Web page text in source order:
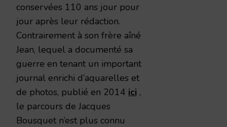
conservées 110 ans jour pour
jour après leur rédaction.
Contrairement à son frère aîné
Jean, lequel a documenté sa
guerre en tenant un important
journal enrichi d’aquarelles et
de photos, publié en 2014 ici ,
le parcours de Jacques
Bousquet n’est plus connu